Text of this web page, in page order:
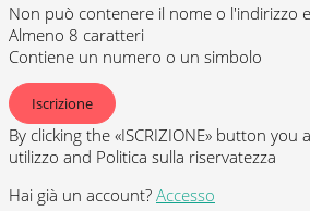
Non può contenere il nome o l'indirizzo
Almeno 8 caratteri
Contiene un numero o un simbolo
Iscrizione
By clicking the «ISCRIZIONE» button
utilizzo and Politica sulla riservatezza
Hai già un account? Accesso